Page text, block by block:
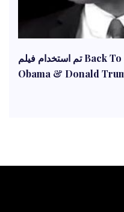
تم استخدام فيلم Back To Back لدريك في فيلم Barack
Obama & Donald